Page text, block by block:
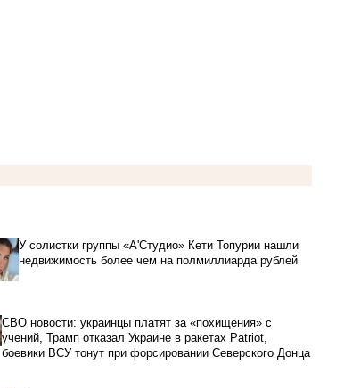
У солистки группы «А'Студио» Кети Топурии нашли
недвижимость более чем на полмиллиарда рублей
СВО новости: украинцы платят за «похищения» с
учений, Трамп отказал Украине в ракетах Patriot,
боевики ВСУ тонут при форсировании Северского Донца